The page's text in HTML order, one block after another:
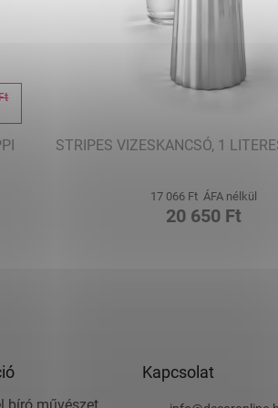
STRIPES VIZESKANCSÓ, 1
17 066 Ft ÁFA nélkül
20 650 Ft
Kapcsolat